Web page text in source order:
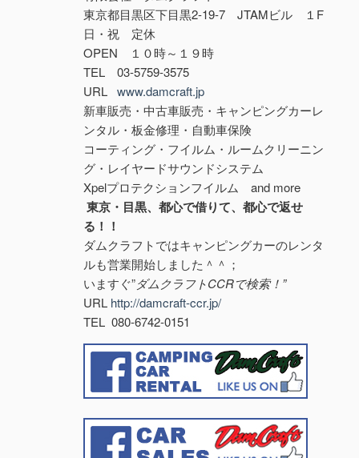
東京都目黒区下目黒2-19-7 JTAMビル １F
日・祝 定休
OPEN １０時～１９時
TEL 03-5759-3575
URL www.damcraft.jp
新車販売・中古車販売・キャンピングカーレ
ンタル・板金修理・自動車保険
コーティング・フイルム・ルームクリーニン
グ・レイヤードサウンドシステム
Xpelプロテクションフイルム and more
東京・目黒、都心で借りて、都心で返せ
る！！
ダムクラフトではキャンピングカーのレンタ
ルも営業開始しました＾＾；
いますぐ”ダムクラフトCCRで検索！”
URL http://damcraft-ccr.jp/
TEL 080-6742-0151